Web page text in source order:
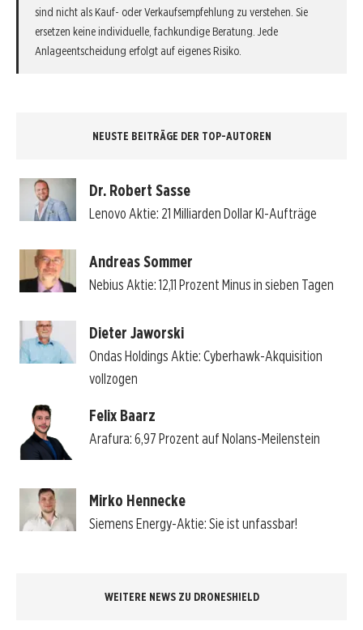
sind nicht als Kauf- oder Verkaufsempfehlung zu verstehen. Sie
ersetzen keine individuelle, fachkundige Beratung. Jede
Anlageentscheidung erfolgt auf eigenes Risiko.
NEUSTE BEITRÄGE DER TOP-AUTOREN
Dr. Robert Sasse
Lenovo Aktie: 21 Milliarden Dollar KI-Aufträge
Andreas Sommer
Nebius Aktie: 12,11 Prozent Minus in sieben Tagen
Dieter Jaworski
Ondas Holdings Aktie: Cyberhawk-Akquisition
vollzogen
Felix Baarz
Arafura: 6,97 Prozent auf Nolans-Meilenstein
Mirko Hennecke
Siemens Energy-Aktie: Sie ist unfassbar!
WEITERE NEWS ZU DRONESHIELD